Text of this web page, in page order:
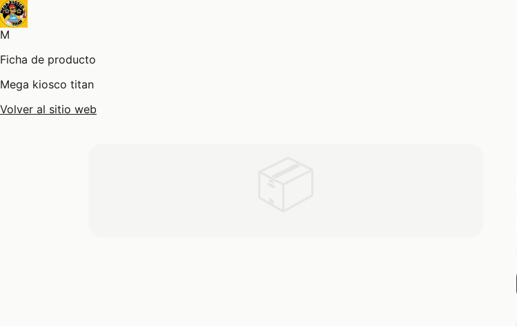
M
Ficha de producto
Mega kiosco titan
Volver al sitio web